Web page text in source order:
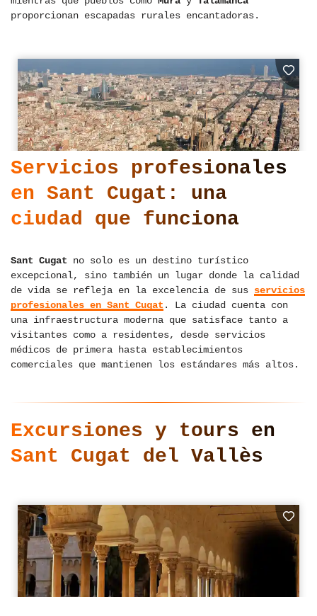
proporcionan escapadas rurales encantadoras.
Servicios profesionales
en Sant Cugat: una
ciudad que funciona
Sant Cugat no solo es un destino turístico
excepcional, sino también un lugar donde la calidad
de vida se refleja en la excelencia de sus servicios
profesionales en Sant Cugat . La ciudad cuenta con
una infraestructura moderna que satisface tanto a
visitantes como a residentes, desde servicios
médicos de primera hasta establecimientos
comerciales que mantienen los estándares más altos.
Excursiones y tours en
Sant Cugat del Vallès